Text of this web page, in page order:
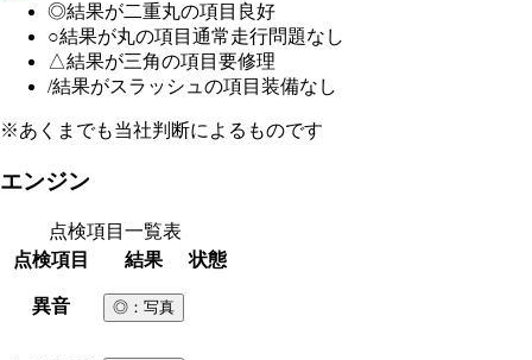
◎結果が二重丸の項目 良好
○結果が丸の項目 通常走行問題なし
△結果が三角の項目 要修理
/結果がスラッシュの項目 装備なし
※あくまでも当社判断によるものです
エンジン
点検項目一覧表
点検項目
結果 状態
異音 ◎ ：写真